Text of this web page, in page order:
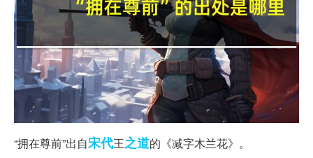
“拥在尊前”出自宋代王之道的《减字木兰花》。